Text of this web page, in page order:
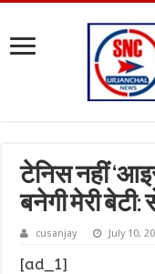
टेनिस नहीं
बनेगी मेरी बेटी:
cusanjay July 10,
[ad_1]